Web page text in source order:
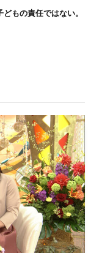
もの責任ではない。